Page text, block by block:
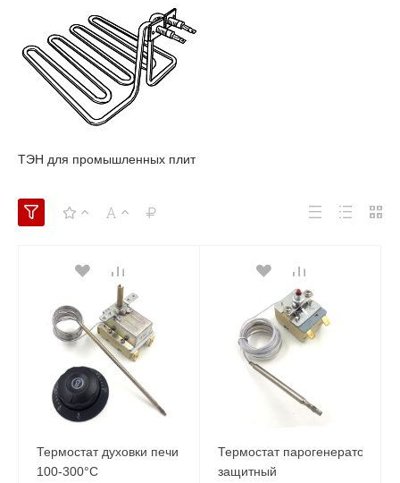
ТЭН для промышленных плит
Термостат духовки печи
100-300°С
Термостат парогенератора
защитный